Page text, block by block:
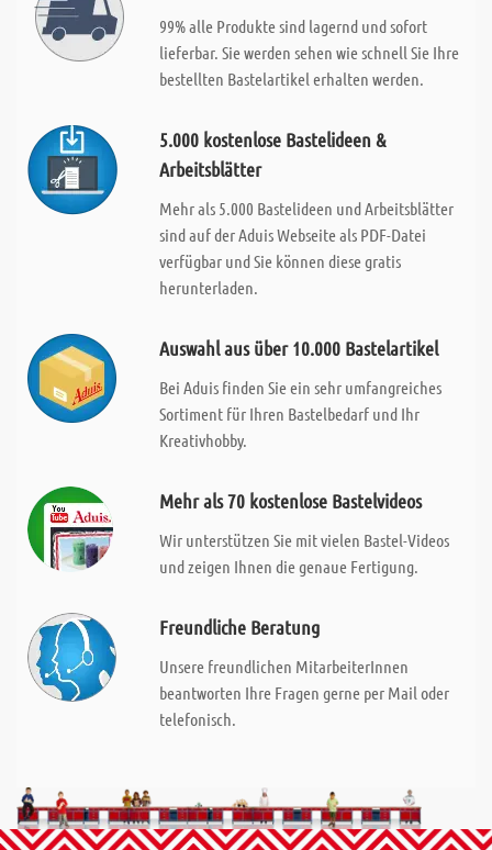
99% alle Produkte sind lagernd und sofort
lieferbar. Sie werden sehen wie schnell Sie Ihre
bestellten Bastelartikel erhalten werden.
5.000 kostenlose Bastelideen &
Arbeitsblätter
Mehr als 5.000 Bastelideen und Arbeitsblätter
sind auf der Aduis Webseite als PDF-Datei
verfügbar und Sie können diese gratis
herunterladen.
Auswahl aus über 10.000 Bastelartikel
Bei Aduis finden Sie ein sehr umfangreiches
Sortiment für Ihren Bastelbedarf und Ihr
Kreativhobby.
Mehr als 70 kostenlose Bastelvideos
Wir unterstützen Sie mit vielen Bastel-Videos
und zeigen Ihnen die genaue Fertigung.
Freundliche Beratung
Unsere freundlichen MitarbeiterInnen
beantworten Ihre Fragen gerne per Mail oder
telefonisch.